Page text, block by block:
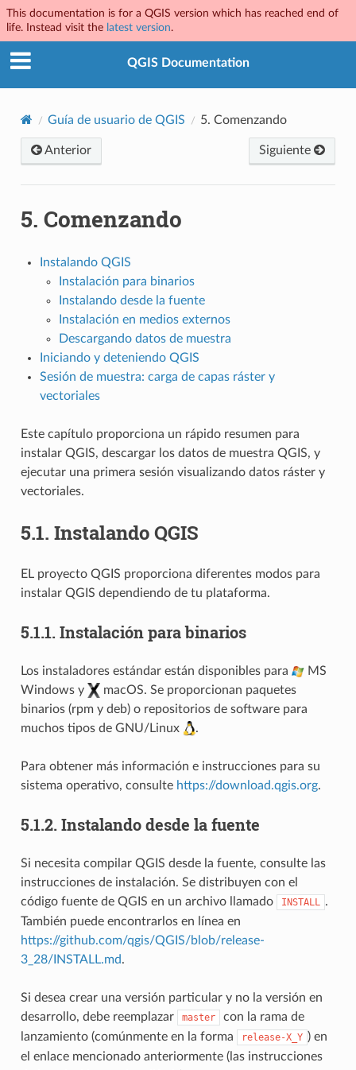
This documentation is for a QGIS version which has reached end of
life. Instead visit the latest version.
QGIS Documentation
Guía de usuario de QGIS 5. Comenzando
Anterior Siguiente
5. Comenzando
Instalando QGIS
Instalación para binarios
Instalando desde la fuente
Instalación en medios externos
Descargando datos de muestra
Iniciando y deteniendo QGIS
Sesión de muestra: carga de capas ráster y
vectoriales
Este capítulo proporciona un rápido resumen para
instalar QGIS, descargar los datos de muestra QGIS, y
ejecutar una primera sesión visualizando datos ráster y
vectoriales.
5.1. Instalando QGIS
EL proyecto QGIS proporciona diferentes modos para
instalar QGIS dependiendo de tu plataforma.
5.1.1. Instalación para binarios
Los instaladores estándar están disponibles para
MS
Windows y
macOS. Se proporcionan paquetes
binarios (rpm y deb) o repositorios de software para
muchos tipos de GNU/Linux
.
Para obtener más información e instrucciones para su
sistema operativo, consulte https://download.qgis.org.
5.1.2. Instalando desde la fuente
Si necesita compilar QGIS desde la fuente, consulte las
instrucciones de instalación. Se distribuyen con el
código fuente de QGIS en un archivo llamado
INSTALL .
También puede encontrarlos en línea en
https://github.com/qgis/QGIS/blob/release-
3_28/INSTALL.md.
Si desea crear una versión particular y no la versión en
desarrollo, debe reemplazar
master
con la rama de
lanzamiento (comúnmente en la forma
release-X_Y ) en
el enlace mencionado anteriormente (las instrucciones